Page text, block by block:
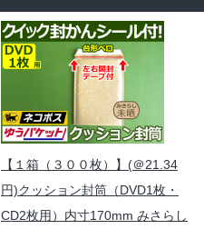
【１箱（３００枚）】(＠21.34
円)クッション封筒（DVD1枚・
CD2枚用）内寸170mm みさらし